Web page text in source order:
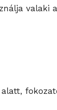
valaki